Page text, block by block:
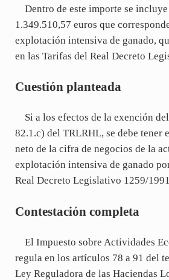
Dentro de este importe se
1.349.510,57 euros que
explotación intensiva de ganado,
en las Tarifas del Real Decreto
Cuestión planteada
Si a los efectos de la exención
82.1.c) del TRLRHL, se debe tener
neto de la cifra de negocios de la
explotación intensiva de ganado
Real Decreto Legislativo 1259/
Contestación completa
El Impuesto sobre Actividades
regula en los artículos 78 a 91 del
Ley Reguladora de las Haciendas